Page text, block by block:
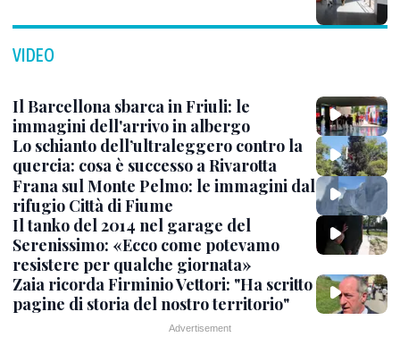
VIDEO
Il Barcellona sbarca in Friuli: le
immagini dell'arrivo in albergo
Lo schianto dell’ultraleggero contro la
quercia: cosa è successo a Rivarotta
Frana sul Monte Pelmo: le immagini dal
rifugio Città di Fiume
Il tanko del 2014 nel garage del
Serenissimo: «Ecco come potevamo
resistere per qualche giornata»
Zaia ricorda Firminio Vettori: "Ha scritto
pagine di storia del nostro territorio"